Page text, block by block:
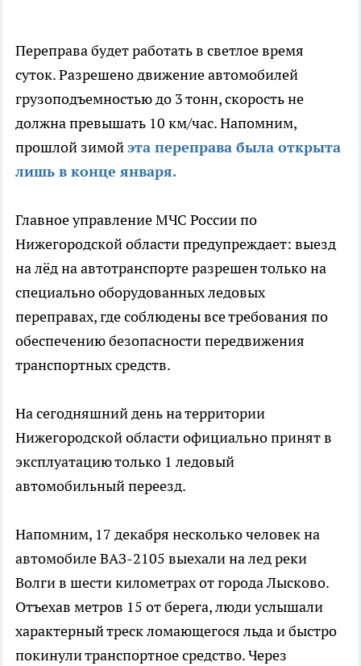
Переправа будет работать в светлое время
суток. Разрешено движение автомобилей
грузоподъемностью до 3 тонн, скорость не
должна превышать 10 км/час. Напомним,
прошлой зимойэта переправа была открыта
лишь в конце января.
Главное управление МЧС России по
Нижегородской области предупреждает: выезд
на лёд на автотранспорте разрешен только на
специально оборудованных ледовых
переправах, где соблюдены все требования по
обеспечению безопасности передвижения
транспортных средств.
На сегодняшний день на территории
Нижегородской области официально принят в
эксплуатацию только 1 ледовый
автомобильный переезд.
Напомним, 17 декабря несколько человек на
автомобиле ВАЗ-2105 выехали на лед реки
Волги в шести километрах от города Лысково.
Отъехав метров 15 от берега, люди услышали
характерный треск ломающегося льда и быстро
покинули транспортное средство. Через